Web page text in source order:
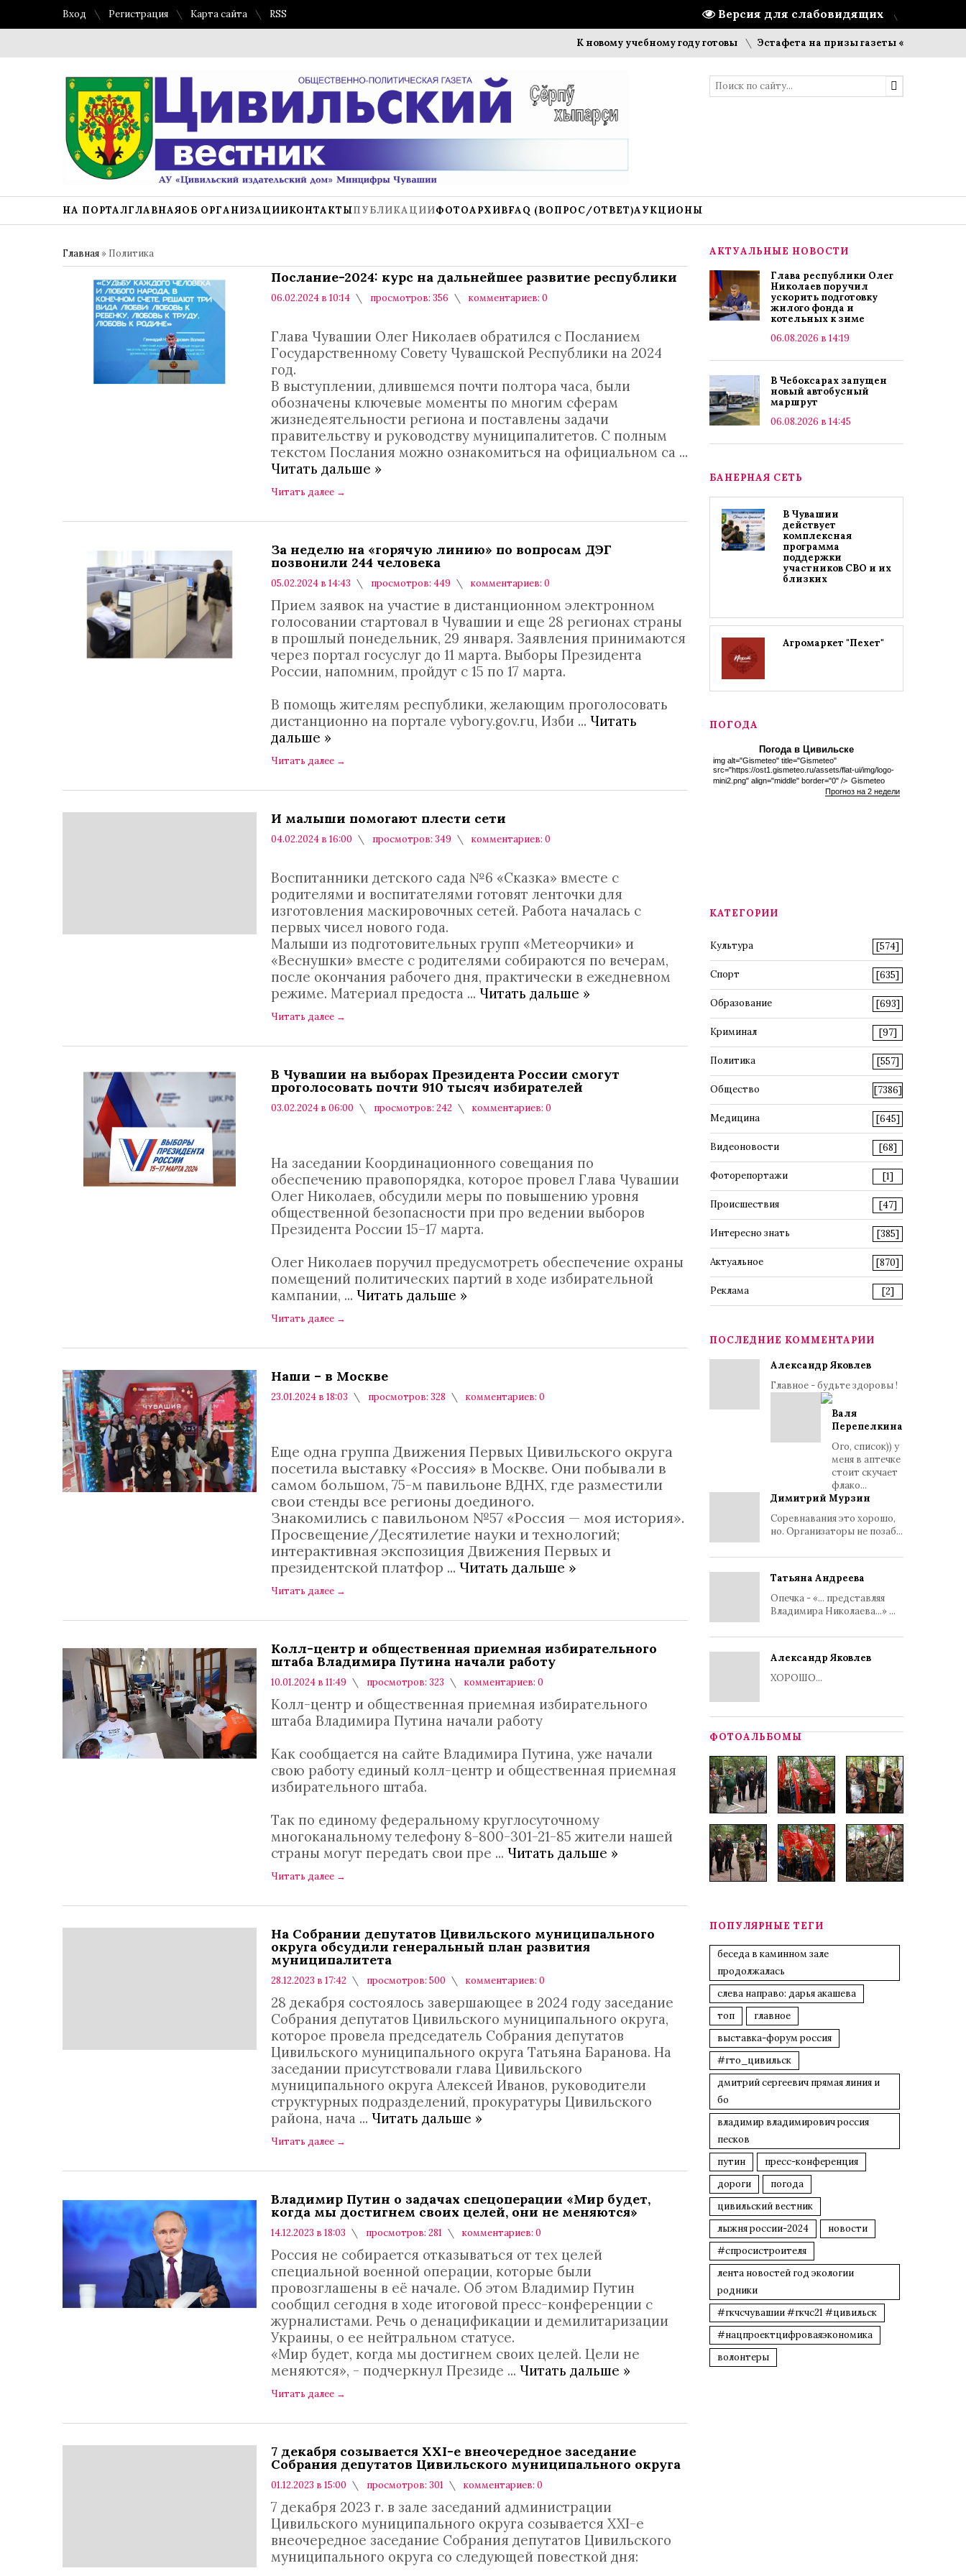
Версия для слабовидящих
Вход Регистрация Карта сайта RSS
К новому учебному году готовы Эстафета на призы газеты «Цивильский
НА ПОРТАЛГЛАВНАЯОБ ОРГАНИЗАЦИИКОНТАКТЫПУБЛИКАЦИИФОТОАРХИВFAQ (ВОПРОС/ОТВЕТ)АУКЦИОНЫ
Главная » Политика
Послание-2024: курс на дальнейшее развитие республики
06.02.2024 в 10:14 просмотров: 356 комментариев: 0
Глава Чувашии Олег Николаев обратился с Посланием
Государственному Совету Чувашской Республики на 2024
год.
В выступлении, длившемся почти полтора часа, были
обозначены ключевые моменты по многим сферам
жизнедеятельности региона и поставлены задачи
правительству и руководству муниципалитетов. С полным
текстом Послания можно ознакомиться на официальном са ...
Читать дальше »
Читать далее →
За неделю на «горячую линию» по вопросам ДЭГ
позвонили 244 человека
05.02.2024 в 14:43 просмотров: 449 комментариев: 0
Прием заявок на участие в дистанционном электронном
голосовании стартовал в Чувашии и еще 28 регионах страны
в прошлый понедельник, 29 января. Заявления принимаются
через портал госуслуг до 11 марта. Выборы Президента
России, напомним, пройдут с 15 по 17 марта.
В помощь жителям республики, желающим проголосовать
дистанционно на портале vybory.gov.ru, Изби ... Читать
дальше »
Читать далее →
И малыши помогают плести сети
04.02.2024 в 16:00 просмотров: 349 комментариев: 0
Воспитанники детского сада №6 «Сказка» вместе с
родителями и воспитателями готовят ленточки для
изготовления маскировочных сетей. Работа началась с
первых чисел нового года.
Малыши из подготовительных групп «Метеорчики» и
«Веснушки» вместе с родителями собираются по вечерам,
после окончания рабочего дня, практически в ежедневном
режиме. Материал предоста ... Читать дальше »
Читать далее →
В Чувашии на выборах Президента России смогут
проголосовать почти 910 тысяч избирателей
03.02.2024 в 06:00 просмотров: 242 комментариев: 0
На заседании Координационного совещания по
обеспечению правопорядка, которое провел Глава Чувашии
Олег Николаев, обсудили меры по повышению уровня
общественной безопасности при про ведении выборов
Президента России 15–17 марта.
Олег Николаев поручил предусмотреть обеспечение охраны
помещений политических партий в ходе избирательной
кампании, ... Читать дальше »
Читать далее →
Наши – в Москве
23.01.2024 в 18:03 просмотров: 328 комментариев: 0
Еще одна группа Движения Первых Цивильского округа
посетила выставку «Россия» в Москве. Они побывали в
самом большом, 75-м павильоне ВДНХ, где разместили
свои стенды все регионы доединого.
Знакомились с павильоном №57 «Россия — моя история».
Просвещение/Десятилетие науки и технологий;
интерактивная экспозиция Движения Первых и
президентской платфор ... Читать дальше »
Читать далее →
Колл-центр и общественная приемная избирательного
штаба Владимира Путина начали работу
10.01.2024 в 11:49 просмотров: 323 комментариев: 0
Колл-центр и общественная приемная избирательного
штаба Владимира Путина начали работу
Как сообщается на сайте Владимира Путина, уже начали
свою работу единый колл-центр и общественная приемная
избирательного штаба.
Так по единому федеральному круглосуточному
многоканальному телефону 8-800-301-21-85 жители нашей
страны могут передать свои пре ... Читать дальше »
Читать далее →
На Собрании депутатов Цивильского муниципального
округа обсудили генеральный план развития
муниципалитета
28.12.2023 в 17:42 просмотров: 500 комментариев: 0
28 декабря состоялось завершающее в 2024 году заседание
Собрания депутатов Цивильского муниципального округа,
которое провела председатель Собрания депутатов
Цивильского муниципального округа Татьяна Баранова. На
заседании присутствовали глава Цивильского
муниципального округа Алексей Иванов, руководители
структурных подразделений, прокуратуры Цивильского
района, нача ... Читать дальше »
Читать далее →
Владимир Путин о задачах спецоперации «Мир будет,
когда мы достигнем своих целей, они не меняются»
14.12.2023 в 18:03 просмотров: 281 комментариев: 0
Россия не собирается отказываться от тех целей
специальной военной операции, которые были
провозглашены в её начале. Об этом Владимир Путин
сообщил сегодня в ходе итоговой пресс-конференции с
журналистами. Речь о денацификации и демилитаризации
Украины, о ее нейтральном статусе.
«Мир будет, когда мы достигнем своих целей. Цели не
меняются», - подчеркнул Президе ... Читать дальше »
Читать далее →
7 декабря созывается XXI-е внеочередное заседание
Собрания депутатов Цивильского муниципального округа
01.12.2023 в 15:00 просмотров: 301 комментариев: 0
7 декабря 2023 г. в зале заседаний администрации
Цивильского муниципального округа созывается XXI-е
внеочередное заседание Собрания депутатов Цивильского
муниципального округа со следующей повесткой дня:
АКТУАЛЬНЫЕ НОВОСТИ
Глава республики Олег
Николаев поручил
ускорить подготовку
жилого фонда и
котельных к зиме
06.08.2026 в 14:19
В Чебоксарах запущен
новый автобусный
маршрут
06.08.2026 в 14:45
БАНЕРНАЯ СЕТЬ
В Чувашии
действует
комплексная
программа
поддержки
участников СВО и их
близких
Агромаркет "Пехет"
ПОГОДА
Погода в Цивильске
img alt="Gismeteo" title="Gismeteo"
src="https://ost1.gismeteo.ru/assets/flat-ui/img/logo-
mini2.png" align="middle" border="0" /> Gismeteo
Прогноз на 2 недели
КАТЕГОРИИ
Культура [574]
Спорт [635]
Образование [693]
Криминал [97]
Политика [557]
Общество [7386]
Медицина [645]
Видеоновости [68]
Фоторепортажи [1]
Происшествия [47]
Интересно знать [385]
Актуальное [870]
Реклама [2]
ПОСЛЕДНИЕ КОММЕНТАРИИ
Александр Яковлев
Главное - будьте здоровы !
Валя
Перепелкина
Ого, список)) у
меня в аптечке
стоит скучает
флако...
Димитрий Мурзин
Соревнавания это хорошо,
но. Организаторы не позаб...
Татьяна Андреева
Опечка - «... представляя
Владимира Николаева...» ...
Александр Яковлев
ХОРОШО...
ФОТОАЛЬБОМЫ
ПОПУЛЯРНЫЕ ТЕГИ
беседа в каминном зале
продолжалась
слева направо: дарья акашева
топ
главное
выставка-форум россия
#гто_цивильск
дмитрий сергеевич прямая линия и
бо
владимир владимирович россия
песков
путин
пресс-конференция
дороги
погода
цивильский вестник
лыжня россии-2024
новости
#спросистроителя
лента новостей год экологии
родники
#гкчсчувашии #гкчс21 #цивильск
#нацпроектцифроваяэкономика
волонтеры